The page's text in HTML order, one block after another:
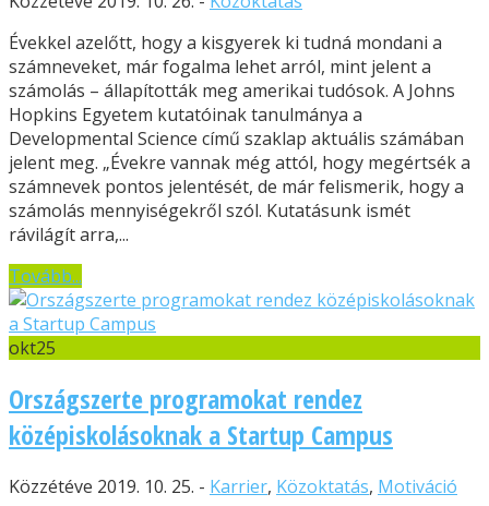
Évekkel azelőtt, hogy a kisgyerek ki tudná mondani a
számneveket, már fogalma lehet arról, mint jelent a
számolás – állapították meg amerikai tudósok. A Johns
Hopkins Egyetem kutatóinak tanulmánya a
Developmental Science című szaklap aktuális számában
jelent meg. „Évekre vannak még attól, hogy megértsék a
számnevek pontos jelentését, de már felismerik, hogy a
számolás mennyiségekről szól. Kutatásunk ismét
rávilágít arra,...
Tovább...
okt25
Országszerte programokat rendez
középiskolásoknak a Startup Campus
Közzétéve 2019. 10. 25. - Karrier, Közoktatás, Motiváció